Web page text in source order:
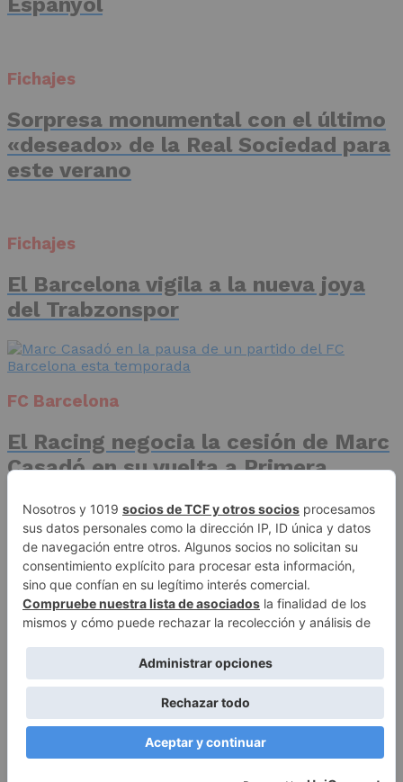
Fichajes
Sorpresa monumental con el último
«deseado» de la Real Sociedad para
este verano
Fichajes
El Barcelona vigila a la nueva joya
del Trabzonspor
FC Barcelona
El Racing negocia la cesión de Marc
Casadó en su vuelta a Primera
Advertisement
Publicidad
Aviso legal
Política de privacidad
Autores
Contacto
Política editorial
Quiénes somos
ACCESO REDACCIÓN
Automatizaciones, SL
To Top